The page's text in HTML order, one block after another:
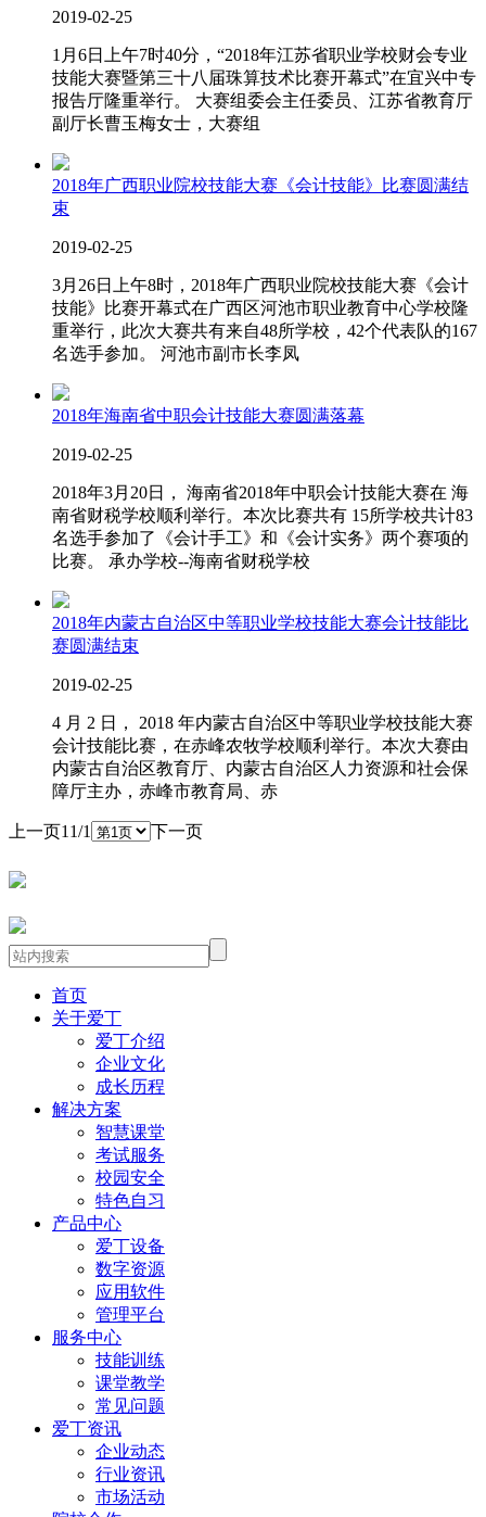
2019-02-25
1月6日上午7时40分，“2018年江苏省职业学校财会专业
技能大赛暨第三十八届珠算技术比赛开幕式”在宜兴中专
报告厅隆重举行。 大赛组委会主任委员、江苏省教育厅
副厅长曹玉梅女士，大赛组
2018年广西职业院校技能大赛《会计技能》比赛圆满结
束
2019-02-25
3月26日上午8时，2018年广西职业院校技能大赛《会计
技能》比赛开幕式在广西区河池市职业教育中心学校隆
重举行，此次大赛共有来自48所学校，42个代表队的167
名选手参加。 河池市副市长李凤
2018年海南省中职会计技能大赛圆满落幕
2019-02-25
2018年3月20日， 海南省2018年中职会计技能大赛在 海
南省财税学校顺利举行。本次比赛共有 15所学校共计83
名选手参加了《会计手工》和《会计实务》两个赛项的
比赛。 承办学校--海南省财税学校
2018年内蒙古自治区中等职业学校技能大赛会计技能比
赛圆满结束
2019-02-25
4 月 2 日， 2018 年内蒙古自治区中等职业学校技能大赛
会计技能比赛，在赤峰农牧学校顺利举行。本次大赛由
内蒙古自治区教育厅、内蒙古自治区人力资源和社会保
障厅主办，赤峰市教育局、赤
上一页11/1 下一页
首页
关于爱丁
爱丁介绍
企业文化
成长历程
解决方案
智慧课堂
考试服务
校园安全
特色自习
产品中心
爱丁设备
数字资源
应用软件
管理平台
服务中心
技能训练
课堂教学
常见问题
爱丁资讯
企业动态
行业资讯
市场活动